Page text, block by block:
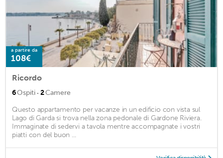
a partire da
108€
Ricordo
6Ospiti · 2Camere
Questo appartamento per vacanze in un edificio con vista sul
Lago di Garda si trova nella zona pedonale di Gardone Riviera.
Immaginate di sedervi a tavola mentre accompagnate i vostri
piatti con del buon ...